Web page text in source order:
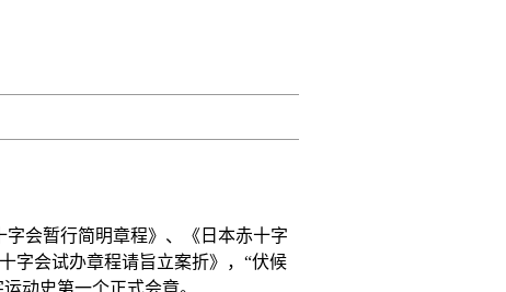
会暂行简明章程》、《日本赤十字
字会试办章程请旨立案折》，“伏候
动史第一个正式会章。